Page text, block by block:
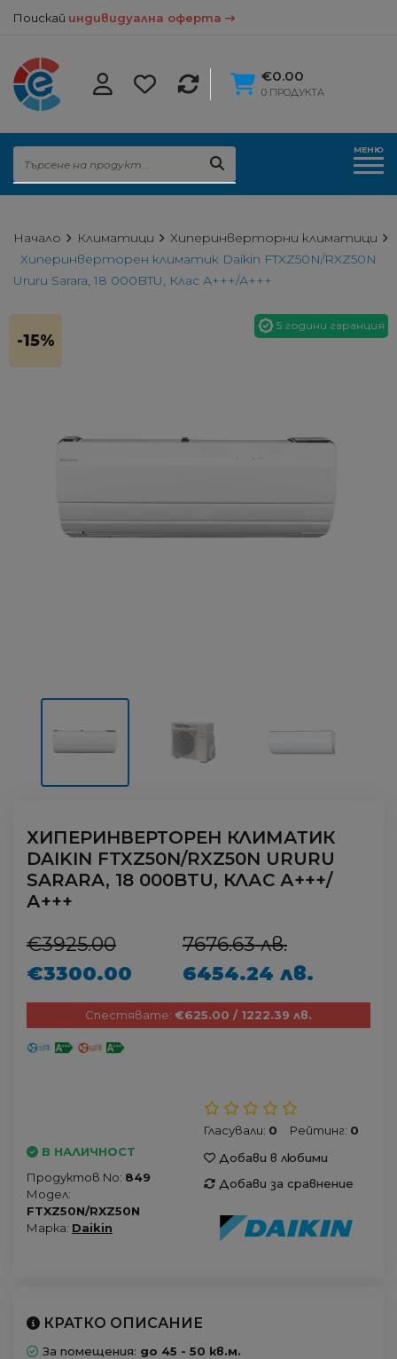
Поискай индивидуална оферта
€0.00
0 ПРОДУКТА
МЕНЮ
Начало Климатици
Хиперинверторни климатици
Хиперинверторен климатик Daikin FTXZ50N/RXZ50N
Ururu Sarara, 18 000BTU, Клас А+++/А+++
-15%
5 години гаранция
ХИПЕРИНВЕРТОРЕН КЛИМАТИК
DAIKIN FTXZ50N/RXZ50N URURU
SARARA, 18 000BTU, КЛАС А+++/
А+++
€3925.00
€3300.00
7676.63 лв.
6454.24 лв.
Спестявате: €625.00 / 1222.39 лв.
В НАЛИЧНОСТ
Продуктов No: 849
Модел:
FTXZ50N/RXZ50N
Марка: Daikin
Гласували: 0 Рейтинг: 0
Добави в любими
Добави за сравнение
КРАТКО ОПИСАНИЕ
За помещения: до 45 - 50 кв.м.